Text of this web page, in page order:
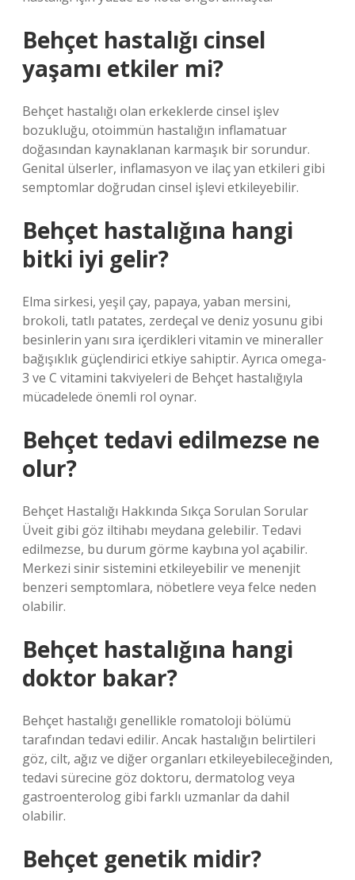
Behçet hastalığı cinsel
yaşamı etkiler mi?
Behçet hastalığı olan erkeklerde cinsel işlev
bozukluğu, otoimmün hastalığın inflamatuar
doğasından kaynaklanan karmaşık bir sorundur.
Genital ülserler, inflamasyon ve ilaç yan etkileri gibi
semptomlar doğrudan cinsel işlevi etkileyebilir.
Behçet hastalığına hangi
bitki iyi gelir?
Elma sirkesi, yeşil çay, papaya, yaban mersini,
brokoli, tatlı patates, zerdeçal ve deniz yosunu gibi
besinlerin yanı sıra içerdikleri vitamin ve mineraller
bağışıklık güçlendirici etkiye sahiptir. Ayrıca omega-
3 ve C vitamini takviyeleri de Behçet hastalığıyla
mücadelede önemli rol oynar.
Behçet tedavi edilmezse ne
olur?
Behçet Hastalığı Hakkında Sıkça Sorulan Sorular
Üveit gibi göz iltihabı meydana gelebilir. Tedavi
edilmezse, bu durum görme kaybına yol açabilir.
Merkezi sinir sistemini etkileyebilir ve menenjit
benzeri semptomlara, nöbetlere veya felce neden
olabilir.
Behçet hastalığına hangi
doktor bakar?
Behçet hastalığı genellikle romatoloji bölümü
tarafından tedavi edilir. Ancak hastalığın belirtileri
göz, cilt, ağız ve diğer organları etkileyebileceğinden,
tedavi sürecine göz doktoru, dermatolog veya
gastroenterolog gibi farklı uzmanlar da dahil
olabilir.
Behçet genetik midir?